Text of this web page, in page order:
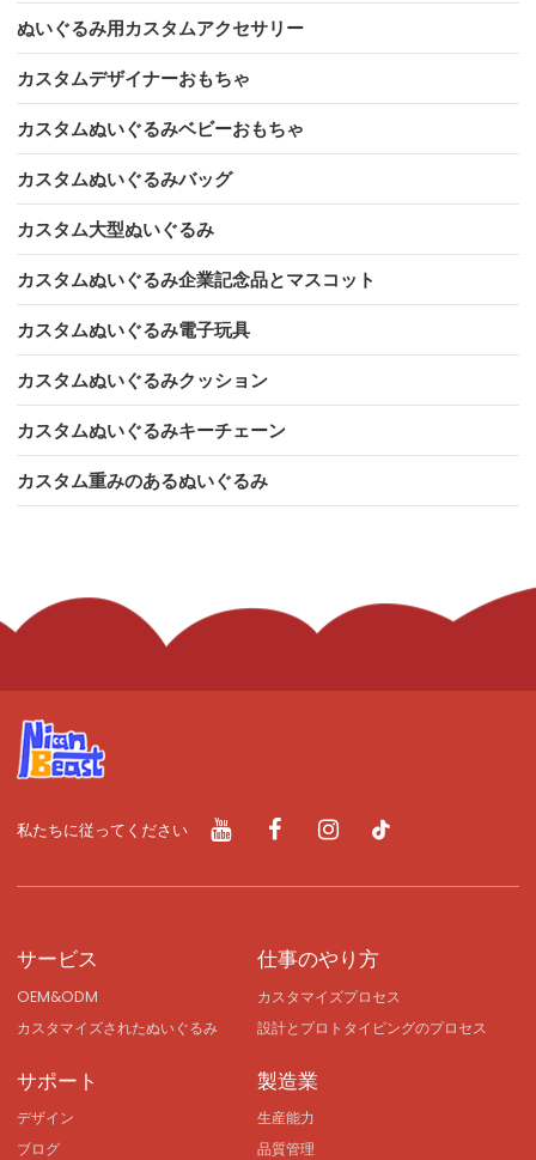
ぬいぐるみ用カスタムアクセサリー
カスタムデザイナーおもちゃ
カスタムぬいぐるみベビーおもちゃ
カスタムぬいぐるみバッグ
カスタム大型ぬいぐるみ
カスタムぬいぐるみ企業記念品とマスコット
カスタムぬいぐるみ電子玩具
カスタムぬいぐるみクッション
カスタムぬいぐるみキーチェーン
カスタム重みのあるぬいぐるみ
私たちに従ってください
サービス
OEM&ODM
カスタマイズされたぬいぐるみ
仕事のやり方
カスタマイズプロセス
設計とプロトタイピングのプロセス
サポート
デザイン
ブログ
製造業
生産能力
品質管理